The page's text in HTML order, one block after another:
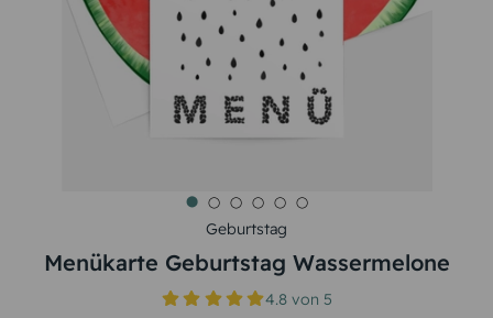
Geburtstag
Menükarte Geburtstag Wassermelone
4.8 von5